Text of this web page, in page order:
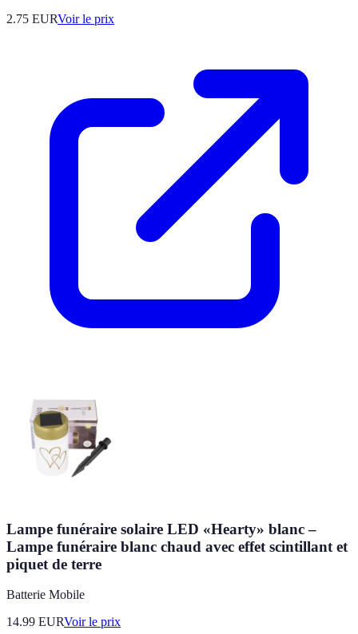
2.75 EURVoir le prix
Lampe funéraire solaire LED «Hearty» blanc –
Lampe funéraire blanc chaud avec effet scintillant et
piquet de terre
Batterie Mobile
14.99 EURVoir le prix